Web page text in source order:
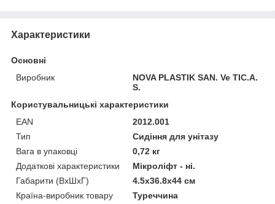
Характеристики
Основні
Виробник
NOVA PLASTIK SAN. Ve TIC.A.
S.
Користувальницькі характеристики
EAN
2012.001
Тип
Сидіння для унітазу
Вага в упаковці
0,72 кг
Додаткові характеристики
Мікроліфт - ні.
Габарити (ВхШхГ)
4.5x36.8x44 см
Країна-виробник товару
Туреччина